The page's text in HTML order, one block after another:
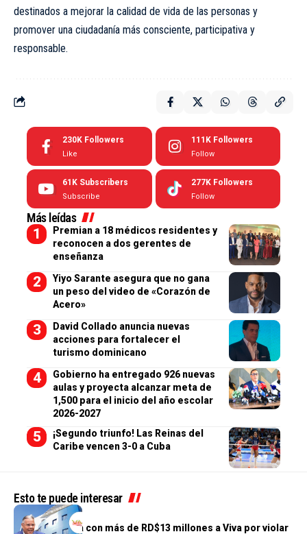
destinados a mejorar la calidad de vida de las personas y
promover una ciudadanía más consciente, participativa y
responsable.
230K Followers
Like
111K Followers
Follow
61K Subscribers
Subscribe
277K Followers
Follow
Más leídas
Premian a 18 médicos residentes y
reconocen a dos gerentes de
enseñanza
Yiyo Sarante asegura que no gana
un peso del video de «Corazón de
Acero»
David Collado anuncia nuevas
acciones para fortalecer el
turismo dominicano
Gobierno ha entregado 926 nuevas
aulas y proyecta alcanzar meta de
1,500 para el inicio del año escolar
2026-2027
¡Segundo triunfo! Las Reinas del
Caribe vencen 3-0 a Cuba
Esto te puede interesar
NACIONALES
INDOTEL multa con más de RD$13 millones a Viva por violar